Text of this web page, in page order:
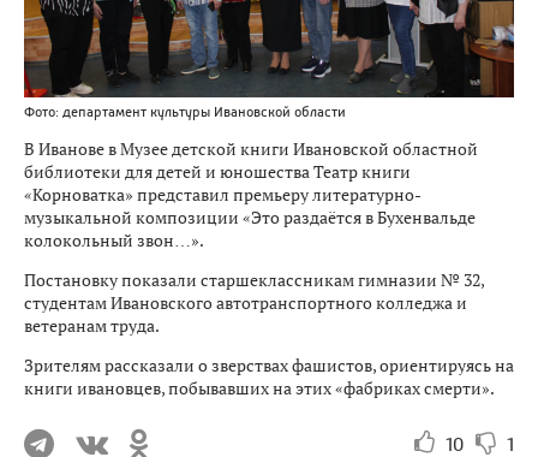
Фото: департамент культуры Ивановской области
В Иванове в Музее детской книги Ивановской областной
библиотеки для детей и юношества Театр книги
«Корноватка» представил премьеру литературно-
музыкальной композиции «Это раздаётся в Бухенвальде
колокольный звон…».
Постановку показали старшеклассникам гимназии № 32,
студентам Ивановского автотранспортного колледжа и
ветеранам труда.
Зрителям рассказали о зверствах фашистов, ориентируясь на
книги ивановцев, побывавших на этих «фабриках смерти».
10 1